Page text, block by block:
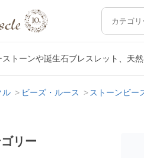
ストーンや誕生石ブレスレット、天
ル ビーズ・ルース ストーンビー
リー